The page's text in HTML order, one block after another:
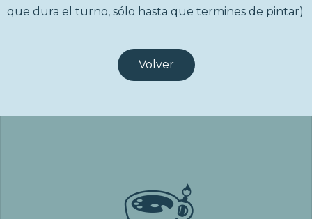
que dura el turno, sólo hasta que termines de pintar)
Volver